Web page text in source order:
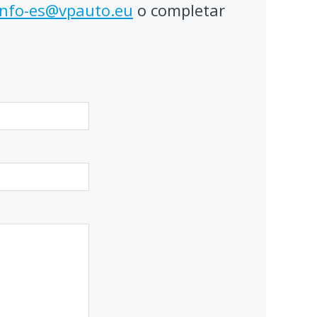
es@vpauto.eu o completar